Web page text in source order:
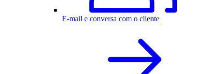
E-mail e conversa com o cliente